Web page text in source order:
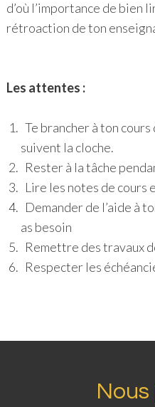
d’où l’importance de bien
rétroaction de ton
Les attentes :
Te brancher à ton cours
suivent la cloche.
Rester à la tâche
Lire les notes de cours
Demander de l’aide à
as besoin
Remettre des travaux
Respecter les